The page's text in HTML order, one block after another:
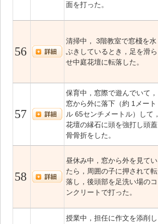
面を打った。
56
清掃中， 3階教室で窓棧を水
ぶきしているとき，足を滑ら
せ中庭花壇に転落した。
57
保育中，窓際で遊んでいて，
窓から外に落下（約 1メート
ル 65センチメートル）して，
花壇の縁石に頭を強打し頭蓋
骨骨折をした。
58
昼休み中，窓から外を見てい
たら，周囲の子に押されて転
落し，後頭部を足洗い場のコ
ンクリートで打った。
授業中，担任に作文を添削し